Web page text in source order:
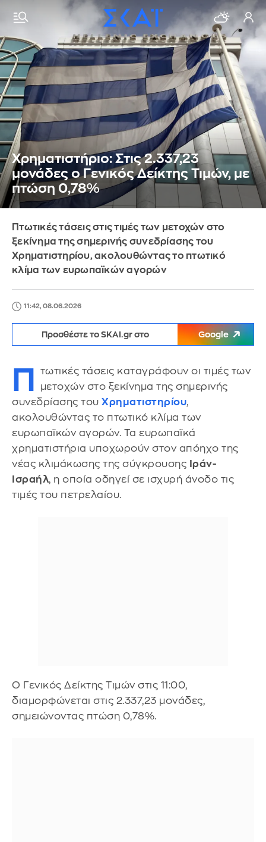
Χρηματιστήριο: Στις 2.337,23
μονάδες ο Γενικός Δείκτης Τιμών, με
πτώση 0,78%
Πτωτικές τάσεις στις τιμές των μετοχών στο
ξεκίνημα της σημερινής συνεδρίασης του
Χρηματιστηρίου, ακολουθώντας το πτωτικό
κλίμα των ευρωπαϊκών αγορών
11:42, 08.06.2026
Προσθέστε το SKAI.gr στο Google
Π
τωτικές τάσεις καταγράφουν οι τιμές των
μετοχών στο ξεκίνημα της σημερινής
συνεδρίασης του Χρηματιστηρίου,
ακολουθώντας το πτωτικό κλίμα των
ευρωπαϊκών αγορών. Τα ευρωπαϊκά
χρηματιστήρια υποχωρούν στον απόηχο της
νέας κλιμάκωσης της σύγκρουσης Ιράν-
Ισραήλ, η οποία οδηγεί σε ισχυρή άνοδο τις
τιμές του πετρελαίου.
O Γενικός Δείκτης Τιμών στις 11:00,
διαμορφώνεται στις 2.337,23 μονάδες,
σημειώνοντας πτώση 0,78%.